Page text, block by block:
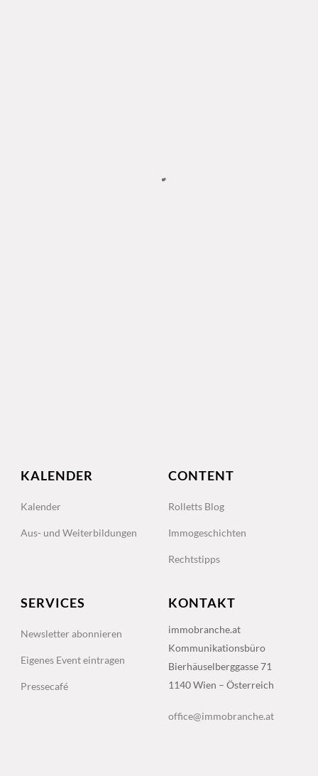
KALENDER
Kalender
Aus- und Weiterbildungen
CONTENT
Rolletts Blog
Immogeschichten
Rechtstipps
SERVICES
Newsletter abonnieren
Eigenes Event eintragen
Pressecafé
KONTAKT
immobranche.at
Kommunikationsbüro
Bierhäuselberggasse 71
1140 Wien – Österreich
office@immobranche.at